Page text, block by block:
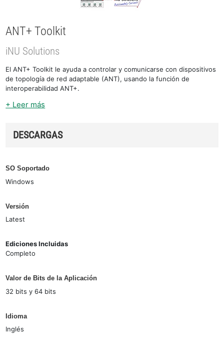
ANT+ Toolkit
iNU Solutions
El ANT+ Toolkit le ayuda a controlar y comunicarse con dispositivos
de topología de red adaptable (ANT), usando la función de
interoperabilidad ANT+.
+ Leer más
DESCARGAS
SO Soportado
Windows
Versión
Latest
Ediciones Incluidas
Completo
Valor de Bits de la Aplicación
32 bits y 64 bits
Idioma
Inglés